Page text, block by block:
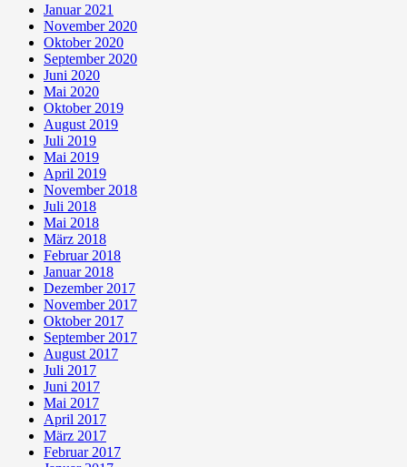
Januar 2021
November 2020
Oktober 2020
September 2020
Juni 2020
Mai 2020
Oktober 2019
August 2019
Juli 2019
Mai 2019
April 2019
November 2018
Juli 2018
Mai 2018
März 2018
Februar 2018
Januar 2018
Dezember 2017
November 2017
Oktober 2017
September 2017
August 2017
Juli 2017
Juni 2017
Mai 2017
April 2017
März 2017
Februar 2017